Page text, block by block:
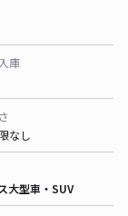
庫
なし
大型車・SUV